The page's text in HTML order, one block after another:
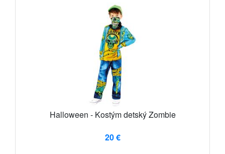
Halloween - Kostým detský Zombie
20 €